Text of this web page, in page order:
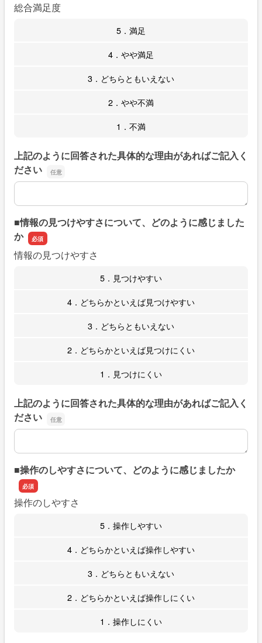
総合満足度
5．満足
4．やや満足
3．どちらともいえない
2．やや不満
1．不満
上記のように回答された具体的な理由があればご記入く
ださい
上記のように回答された具体的な理由があればご記入くだ
■情報の見つけやすさについて、どのように感じました
か
情報の見つけやすさ
5．見つけやすい
4．どちらかといえば見つけやすい
3．どちらともいえない
2．どちらかといえば見つけにくい
1．見つけにくい
上記のように回答された具体的な理由があればご記入く
ださい
上記のように回答された具体的な理由があればご記入くだ
■操作のしやすさについて、どのように感じましたか
操作のしやすさ
5．操作しやすい
4．どちらかといえば操作しやすい
3．どちらともいえない
2．どちらかといえば操作しにくい
1．操作しにくい